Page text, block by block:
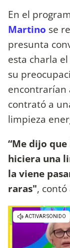
En el
Martino se
presunta
esta charla
su
encontrarían
contrató a
limpieza
“Me dijo
hiciera una
la viene
raras",